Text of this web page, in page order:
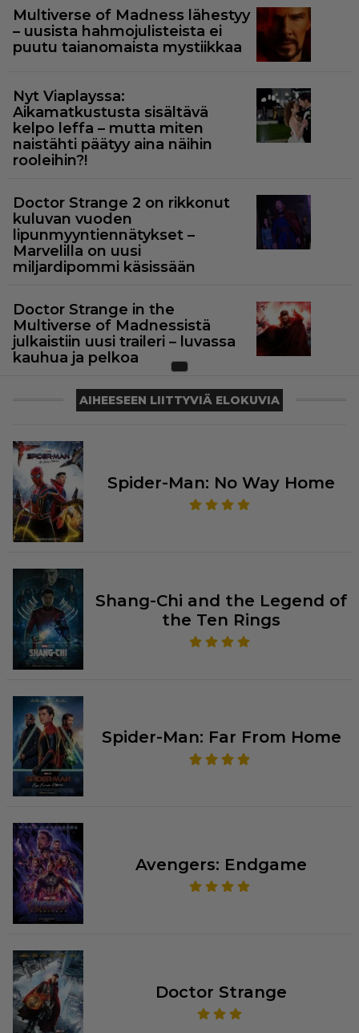
Multiverse of Madness lähestyy
– uusista hahmojulisteista ei
puutu taianomaista mystiikkaa
Nyt Viaplayssa:
Aikamatkustusta sisältävä
kelpo leffa – mutta miten
naistähti päätyy aina näihin
rooleihin?!
Doctor Strange 2 on rikkonut
kuluvan vuoden
lipunmyyntiennätykset –
Marvelilla on uusi
miljardipommi käsissään
Doctor Strange in the
Multiverse of Madnessistä
julkaistiin uusi traileri – luvassa
kauhua ja pelkoa
AIHEESEEN LIITTYVIÄ ELOKUVIA
Spider-Man: No Way Home
Shang-Chi and the Legend of
the Ten Rings
Spider-Man: Far From Home
Avengers: Endgame
Doctor Strange